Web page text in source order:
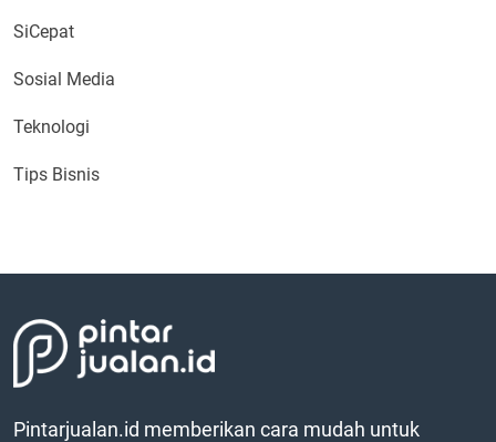
SiCepat
Sosial Media
Teknologi
Tips Bisnis
Pintarjualan.id memberikan cara mudah untuk